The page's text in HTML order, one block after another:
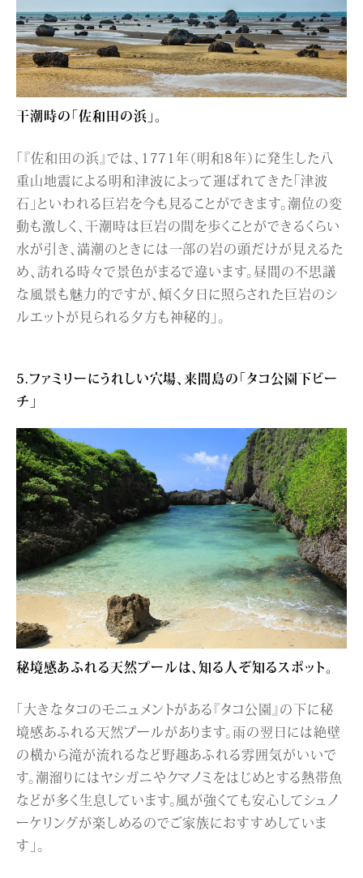
干潮時の「佐和田の浜」。
「『佐和田の浜』では、1771年（明和8年）に発生した八
重山地震による明和津波によって運ばれてきた「津波
石」といわれる巨岩を今も見ることができます。潮位の変
動も激しく、干潮時は巨岩の間を歩くことができるくらい
水が引き、満潮のときには一部の岩の頭だけが見えるた
め、訪れる時々で景色がまるで違います。昼間の不思議
な風景も魅力的ですが、傾く夕日に照らされた巨岩のシ
ルエットが見られる夕方も神秘的」。
5.ファミリーにうれしい穴場、来間島の「タコ公園下ビー
チ」
秘境感あふれる天然プールは、知る人ぞ知るスポット。
「大きなタコのモニュメントがある『タコ公園』の下に秘
境感あふれる天然プールがあります。雨の翌日には絶壁
の横から滝が流れるなど野趣あふれる雰囲気がいいで
す。潮溜りにはヤシガニやクマノミをはじめとする熱帯魚
などが多く生息しています。風が強くても安心してシュノ
ーケリングが楽しめるのでご家族におすすめしていま
す」。